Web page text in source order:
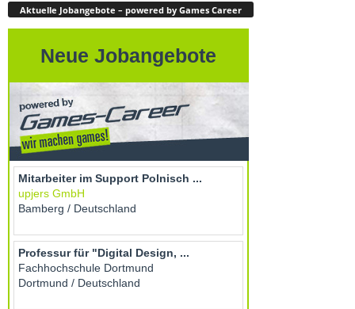
Aktuelle Jobangebote – powered by Games Career